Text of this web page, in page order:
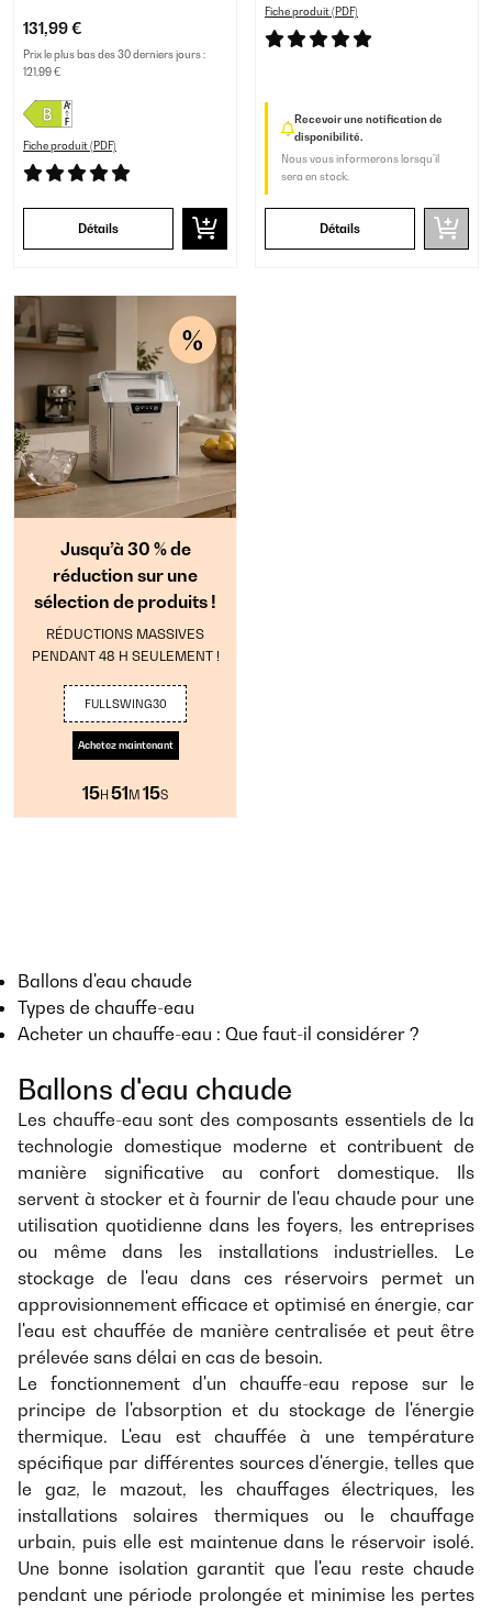
131,99 €
Prix le plus bas des 30 derniers jours :
121,99 €
Fiche produit (PDF)
Détails
Fiche produit (PDF)
Recevoir une notification de
disponibilité.
Nous vous informerons lorsqu’il
sera en stock.
Détails
Jusqu’à 30 % de
réduction sur une
sélection de produits !
RÉDUCTIONS MASSIVES
PENDANT 48 H SEULEMENT !
FULLSWING30
Achetez maintenant
15H 51 M 15S
Ballons d'eau chaude
Types de chauffe-eau
Acheter un chauffe-eau : Que faut-il considérer ?
Ballons d'eau chaude
Les chauffe-eau sont des composants essentiels de la
technologie domestique moderne et contribuent de
manière significative au confort domestique. Ils
servent à stocker et à fournir de l'eau chaude pour une
utilisation quotidienne dans les foyers, les entreprises
ou même dans les installations industrielles. Le
stockage de l'eau dans ces réservoirs permet un
approvisionnement efficace et optimisé en énergie, car
l'eau est chauffée de manière centralisée et peut être
prélevée sans délai en cas de besoin.
Le fonctionnement d'un chauffe-eau repose sur le
principe de l'absorption et du stockage de l'énergie
thermique. L'eau est chauffée à une température
spécifique par différentes sources d'énergie, telles que
le gaz, le mazout, les chauffages électriques, les
installations solaires thermiques ou le chauffage
urbain, puis elle est maintenue dans le réservoir isolé.
Une bonne isolation garantit que l'eau reste chaude
pendant une période prolongée et minimise les pertes